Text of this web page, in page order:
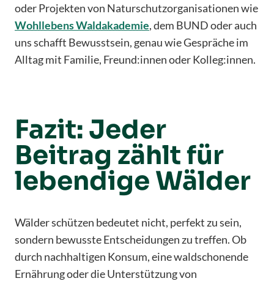
oder Projekten von Naturschutzorganisationen wie
Wohllebens Waldakademie, dem BUND oder auch
uns schafft Bewusstsein, genau wie Gespräche im
Alltag mit Familie, Freund:innen oder Kolleg:innen.
Fazit: Jeder
Beitrag zählt für
lebendige Wälder
Wälder schützen bedeutet nicht, perfekt zu sein,
sondern bewusste Entscheidungen zu treffen. Ob
durch nachhaltigen Konsum, eine waldschonende
Ernährung oder die Unterstützung von